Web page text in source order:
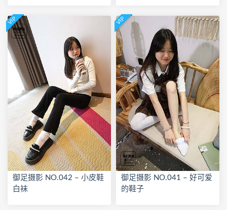
VIP
御足摄影 NO.042 – 小皮鞋
白袜
VIP
御足摄影 NO.041 – 好可爱
的鞋子